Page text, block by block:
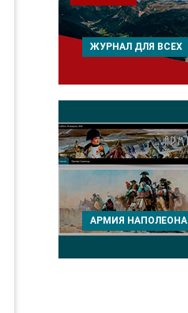
ЖУРНАЛ ДЛЯ ВСЕХ
АРМИЯ НАПОЛЕОНА